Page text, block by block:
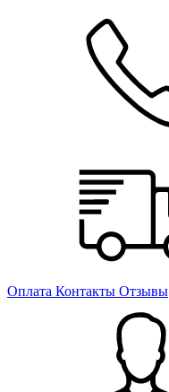
Оплата Контакты Отзывы